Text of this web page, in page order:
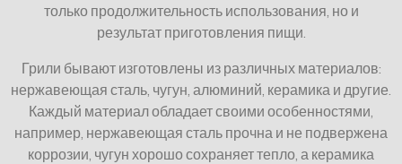
только продолжительность использования, но и
результат приготовления пищи.
Грили бывают изготовлены из различных материалов:
нержавеющая сталь, чугун, алюминий, керамика и другие.
Каждый материал обладает своими особенностями,
например, нержавеющая сталь прочна и не подвержена
коррозии, чугун хорошо сохраняет тепло, а керамика